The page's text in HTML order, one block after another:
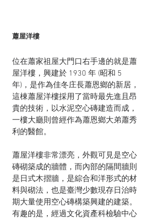
蕭屋洋樓
位在蕭家祖屋大門口右手邊的就是蕭
屋洋樓，興建於 1930 年 (昭和 5
年)，是作為佳冬庄長蕭恩鄉的新居，
這棟蕭屋洋樓採用了當時最先進且昂
貴的技術，以水泥空心磚建造而成，
一樓大廳則曾經作為蕭恩鄉大弟蕭秀
利的醫館。
蕭屋洋樓非常漂亮，外觀可見是空心
磚砌築成的牆體，而內部的隔間牆則
是日式木摺牆，是綜合和洋形式的材
料與砌法，也是臺灣少數現存日治時
期大量使用空心磚構築興建的建築。
有趣的是，經過文化資產科檢驗中心